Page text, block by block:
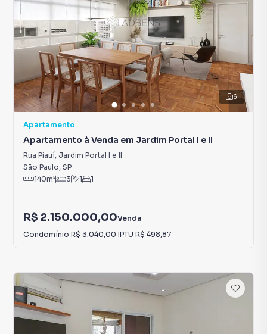
6
Apartamento
Apartamento à Venda em Jardim Portal I e II
Rua Piauí, Jardim Portal I e II
São Paulo, SP
140m² 3 1 1
R$ 2.150.000,00Venda
Condomínio R$ 3.040,00·IPTU R$ 498,87